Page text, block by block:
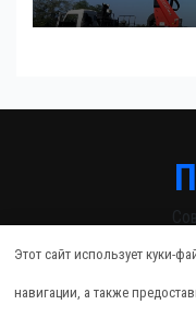
Этот сайт использует куки-
навигации, а также